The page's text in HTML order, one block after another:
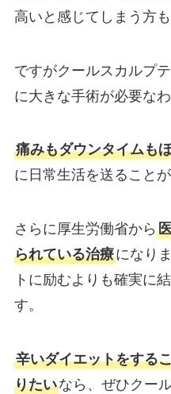
高いと感じてしまう方
ですがクールスカルプ
に大きな手術が必要な
痛みもダウンタイムも
に日常生活を送ることが
さらに厚生労働省から
られている治療になり
トに励むよりも確実に
す。
辛いダイエットをする
りたいなら、ぜひクー